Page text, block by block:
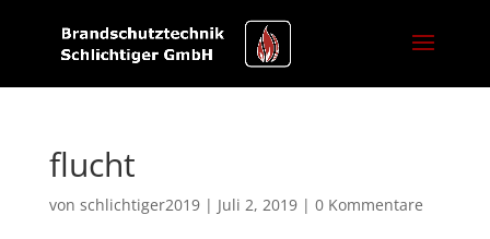
flucht
von schlichtiger2019| Juli 2, 2019| 0 Kommentare